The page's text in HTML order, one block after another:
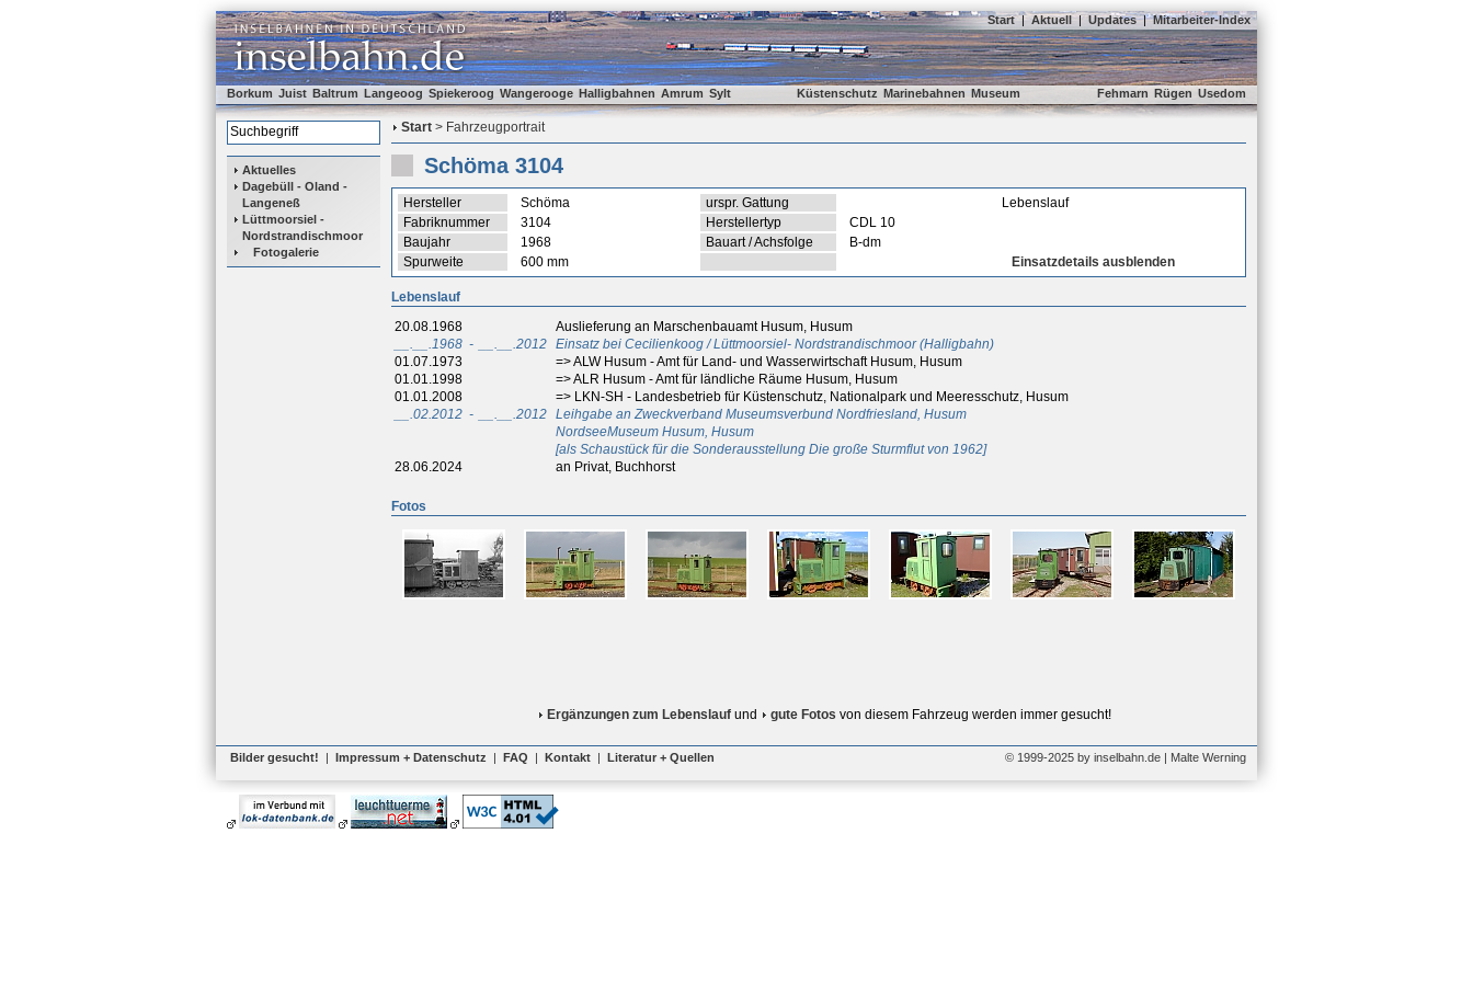
Start | Aktuell | Updates | Mitarbeiter-Index
Borkum Juist Baltrum Langeoog Spiekeroog Wangerooge Halligbahnen Amrum Sylt Küstenschutz Marinebahnen Museum Fehmarn Rügen Usedom
Aktuelles
Dagebüll - Oland -
Langeneß
Lüttmoorsiel -
Nordstrandischmoor
Fotogalerie
Start > Fahrzeugportrait
Schöma 3104
Hersteller Schöma urspr. Gattung
Lebenslauf
Fabriknummer
3104 Herstellertyp
CDL 10
Baujahr
1968 Bauart / Achsfolge
B-dm
Spurweite
600 mm Einsatzdetails ausblenden
Lebenslauf
20.08.1968
Auslieferung an Marschenbauamt Husum, Husum
__.__.1968 - __.__.2012 Einsatz bei Cecilienkoog / Lüttmoorsiel- Nordstrandischmoor (Halligbahn)
01.07.1973
=> ALW Husum - Amt für Land- und Wasserwirtschaft Husum, Husum
01.01.1998
=> ALR Husum - Amt für ländliche Räume Husum, Husum
01.01.2008
=> LKN-SH - Landesbetrieb für Küstenschutz, Nationalpark und Meeresschutz, Husum
__.02.2012 - __.__.2012 Leihgabe an Zweckverband Museumsverbund Nordfriesland, Husum
NordseeMuseum Husum, Husum
[als Schaustück für die Sonderausstellung Die große Sturmflut von 1962]
28.06.2024
an Privat, Buchhorst
Fotos
Ergänzungen zum Lebenslauf und gute Fotos von diesem Fahrzeug werden immer gesucht!
Bilder gesucht! | Impressum + Datenschutz | FAQ | Kontakt | Literatur + Quellen © 1999-2025 by inselbahn.de | Malte Werning